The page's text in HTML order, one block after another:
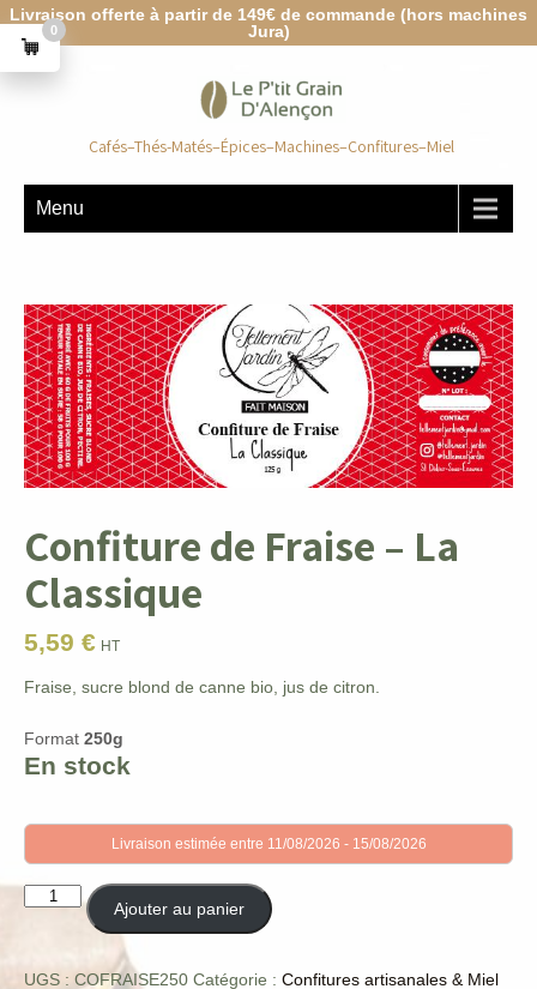
Livraison offerte à partir de 149€ de commande (hors machines
Jura)
Cafés–Thés-Matés–Épices–Machines–Confitures–Miel
Menu
Confiture de Fraise – La
Classique
5,59 € HT
Fraise, sucre blond de canne bio, jus de citron.
Format 250g
En stock
Livraison estimée entre 11/08/2026 - 15/08/2026
quantité
Ajouter au panier
UGS : COFRAISE250 Catégorie : Confitures artisanales & Miel
0